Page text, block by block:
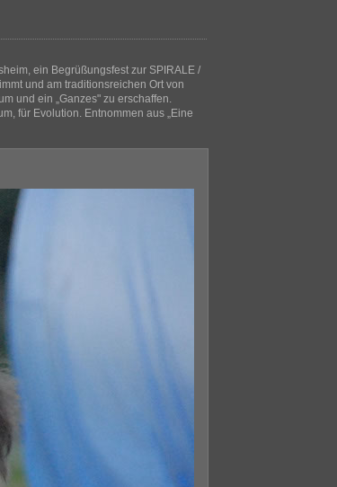
ein Begrüßungsfest zur SPIRALE /
und am traditionsreichen Ort von
und ein „Ganzes" zu erschaffen.
für Evolution. Entnommen aus „Eine